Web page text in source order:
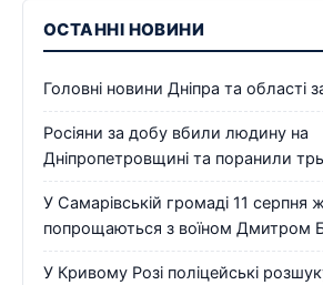
ОСТАННІ НОВИНИ
Головні новини Дніпра та області
Росіяни за добу вбили людину на
Дніпропетровщині та поранили
У Самарівській громаді 11 серпня
попрощаються з воїном Дмитром
У Кривому Розі поліцейські